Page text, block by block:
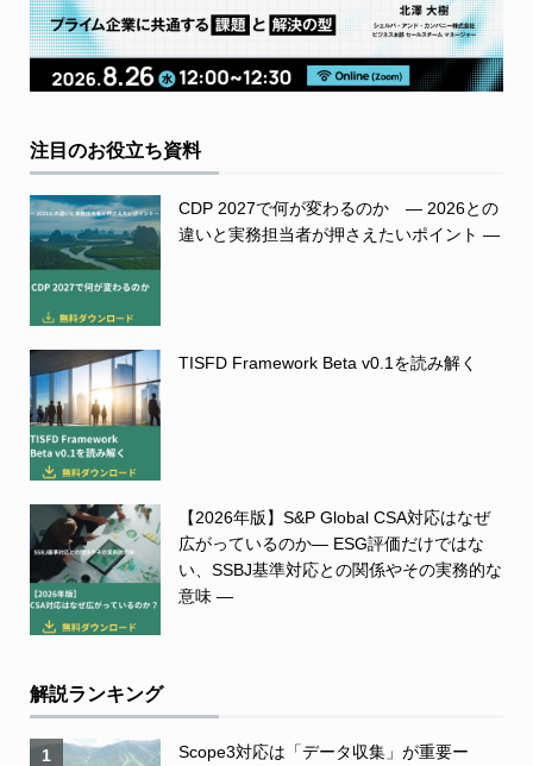
注目のお役立ち資料
CDP 2027で何が変わるのか ― 2026との
違いと実務担当者が押さえたいポイント ―
TISFD Framework Beta v0.1を読み解く
【2026年版】S&P Global CSA対応はなぜ
広がっているのか― ESG評価だけではな
い、SSBJ基準対応との関係やその実務的な
意味 ―
解説ランキング
1
Scope3対応は「データ収集」が重要ー